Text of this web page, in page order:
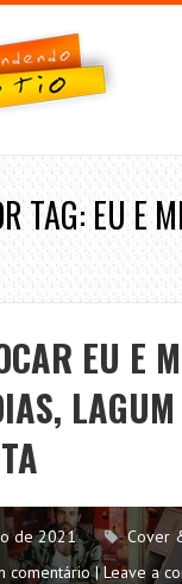
TAG: EU E
EU E
de 2021
Cover
comentário | Leave a